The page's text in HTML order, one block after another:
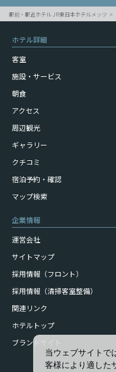
駅前・駅近ホテル JR東日本ホテルメッツ
ホテル詳細
客室
施設・サービス
朝食
アクセス
周辺観光
ギャラリー
クチコミ
宿泊予約・確認
マップ検索
企業情報
運営会社
サイトマップ
採用情報（フロント）
採用情報（清掃客室整備）
関連リンク
ホテルトップ
ブランドサイト
当ウェブサイトで
客様により適した